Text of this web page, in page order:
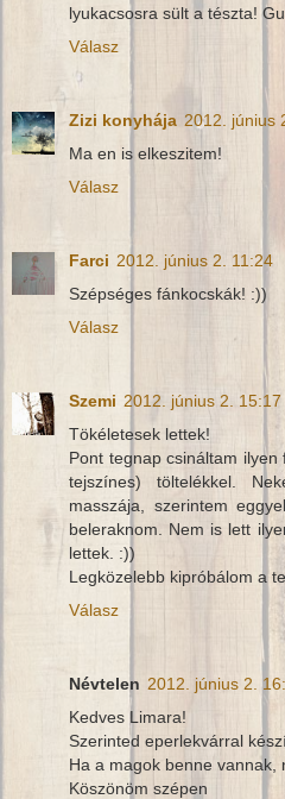
lyukacsosra sült a tészta!
Válasz
Zizi konyhája 2012. június
Ma en is elkeszitem!
Válasz
Farci 2012. június 2. 11:24
Szépséges fánkocskák! :))
Válasz
Szemi 2012. június 2. 15:17
Tökéletesek lettek!
Pont tegnap csináltam
tejszínes) töltelékkel.
masszája, szerintem
beleraknom. Nem is lett
lettek. :))
Legközelebb kipróbálom a
Válasz
Névtelen 2012. június 2.
Kedves Limara!
Szerinted eperlekvárral
Ha a magok benne vannak,
Köszönöm szépen